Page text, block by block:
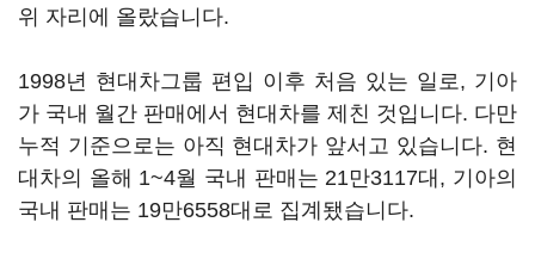
위 자리에 올랐습니다.
1998년 현대차그룹 편입 이후 처음 있는 일로, 기아
가 국내 월간 판매에서 현대차를 제친 것입니다. 다만
누적 기준으로는 아직 현대차가 앞서고 있습니다. 현
대차의 올해 1~4월 국내 판매는 21만3117대, 기아의
국내 판매는 19만6558대로 집계됐습니다.